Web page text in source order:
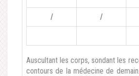
/ /
Auscultant les corps, sondant les
contours de la médecine de